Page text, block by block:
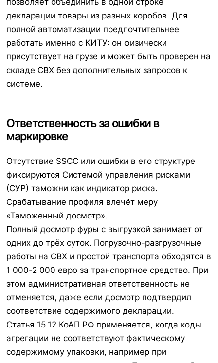
позволяет объединить в одной строке
декларации товары из разных коробов. Для
полной автоматизации предпочтительнее
работать именно с КИТУ: он физически
присутствует на грузе и может быть проверен на
складе СВХ без дополнительных запросов к
системе.
Ответственность за ошибки в
маркировке
Отсутствие SSCC или ошибки в его структуре
фиксируются Системой управления рисками
(СУР) таможни как индикатор риска.
Срабатывание профиля влечёт меру
«Таможенный досмотр».
Полный досмотр фуры с выгрузкой занимает от
одних до трёх суток. Погрузочно-разгрузочные
работы на СВХ и простой транспорта обходятся в
1 000-2 000 евро за транспортное средство. При
этом административная ответственность не
отменяется, даже если досмотр подтвердил
соответствие содержимого декларации.
Статья 15.12 КоАП РФ применяется, когда коды
агрегации не соответствуют фактическому
содержимому упаковки, например при